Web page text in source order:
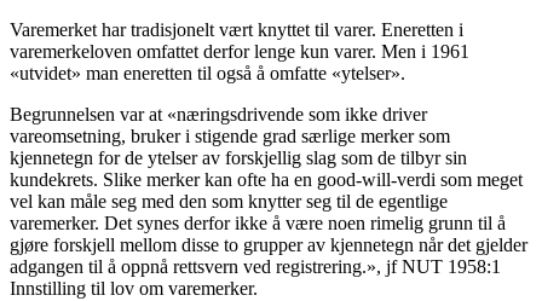
Varemerket har tradisjonelt vært knyttet til varer. Eneretten i
varemerkeloven omfattet derfor lenge kun varer. Men i 1961
«utvidet» man eneretten til også å omfatte «ytelser».
Begrunnelsen var at «næringsdrivende som ikke driver
vareomsetning, bruker i stigende grad særlige merker som
kjennetegn for de ytelser av forskjellig slag som de tilbyr sin
kundekrets. Slike merker kan ofte ha en good-will-verdi som meget
vel kan måle seg med den som knytter seg til de egentlige
varemerker. Det synes derfor ikke å være noen rimelig grunn til å
gjøre forskjell mellom disse to grupper av kjennetegn når det gjelder
adgangen til å oppnå rettsvern ved registrering.», jf NUT 1958:1
Innstilling til lov om varemerker.